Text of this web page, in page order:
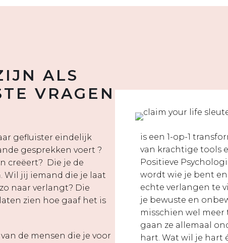
ALS
VRAGEN
gefluister eindelijk
gesprekken voert ?
creëert? Die je de
Wil jij iemand die je laat
naar verlangt? Die
zien hoe gaaf het is
de mensen die je voor
is een 1-op-1
van krachtige tools
Positieve
wordt wie je bent
echte verlangen te
je bewuste en
misschien wel
gaan ze allemaal
hart. Wat wil je hart